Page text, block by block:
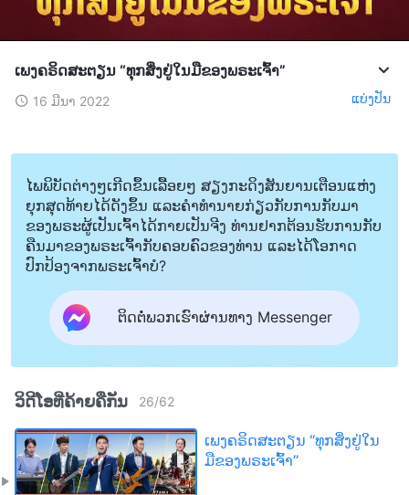
ເພງຄຣິດສະຕຽນ “ທຸກສິ່ງຢູ່ໃນມືຂອງພຣະເຈົ້າ”
16 ມີນາ 2022 ແບ່ງປັນ
ໄພພິບັດຕ່າງໆເກີດຂຶ້ນເລື້ອຍໆ ສຽງກະດິງສັນຍານເຕືອນແຫ່ງ
ຍຸກສຸດທ້າຍໄດ້ດັງຂຶ້ນ ແລະຄໍາທໍານາຍກ່ຽວກັບການກັບມາ
ຂອງພຣະຜູ້ເປັນເຈົ້າໄດ້ກາຍເປັນຈີງ ທ່ານຢາກຕ້ອນຮັບການກັບ
ຄືນມາຂອງພຣະເຈົ້າກັບຄອບຄົວຂອງທ່ານ ແລະໄດ້ໂອກາດ
ປົກປ້ອງຈາກພຣະເຈົ້າບໍ?
ຕິດຕໍ່ພວກເຮົາຜ່ານທາງ Messenger
ວິດີໂອທີ່ຄ້າຍຄືກັນ 26/62
ເພງຄຣິດສະຕຽນ “ທຸກສິ່ງຢູ່ໃນ
ມືຂອງພຣະເຈົ້າ”